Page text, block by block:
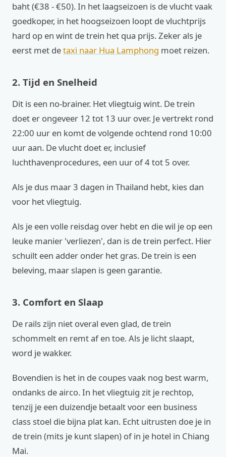
baht (€38 - €50). In het laagseizoen is de vlucht vaak
goedkoper, in het hoogseizoen loopt de vluchtprijs
hard op en wint de trein het qua prijs. Zeker als je
eerst met detaxi naar Hua Lamphong moet reizen.
2. Tijd en Snelheid
Dit is een no-brainer. Het vliegtuig wint. De trein
doet er ongeveer 12 tot 13 uur over. Je vertrekt rond
22:00 uur en komt de volgende ochtend rond 10:00
uur aan. De vlucht doet er, inclusief
luchthavenprocedures, een uur of 4 tot 5 over.
Als je dus maar 3 dagen in Thailand hebt, kies dan
voor het vliegtuig.
Als je een volle reisdag over hebt en die wil je op een
leuke manier 'verliezen', dan is de trein perfect. Hier
schuilt een adder onder het gras. De trein is een
beleving, maar slapen is geen garantie.
3. Comfort en Slaap
De rails zijn niet overal even glad, de trein
schommelt en remt af en toe. Als je licht slaapt,
word je wakker.
Bovendien is het in de coupes vaak nog best warm,
ondanks de airco. In het vliegtuig zit je rechtop,
tenzij je een duizendje betaalt voor een business
class stoel die bijna plat kan. Echt uitrusten doe je in
de trein (mits je kunt slapen) of in je hotel in Chiang
Mai.